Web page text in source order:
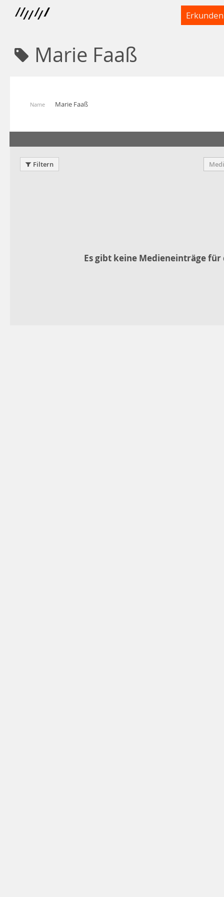
Erkunden
Marie Faaß
Name Marie Faaß
Filtern
Es gibt keine Medieneinträge für